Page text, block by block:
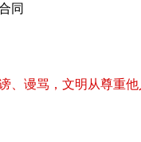
同
、谩骂，文明从尊重